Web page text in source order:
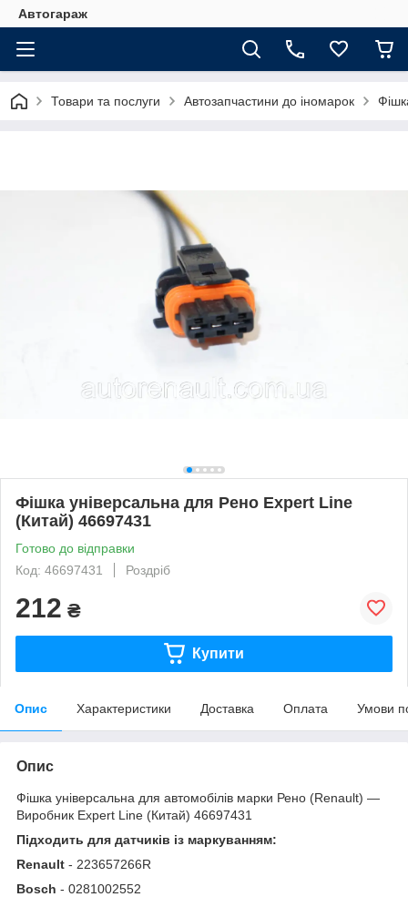
Автогараж
Товари та послуги Автозапчастини до іномарок
Фішка універсальна для Рено Expert Line
(Китай) 46697431
Готово до відправки
Код: 46697431
Роздріб
212 ₴
Купити
Опис Характеристики Доставка Оплата Умови
Опис
Фішка універсальна для автомобілів марки Рено (Renault) —
Виробник Expert Line (Китай) 46697431
Підходить для датчиків із маркуванням:
Renault - 223657266R
Bosch - 0281002552